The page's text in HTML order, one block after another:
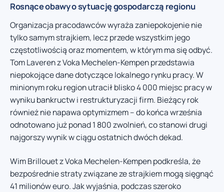
Rosnące obawy o sytuację gospodarczą regionu
Organizacja pracodawców wyraża zaniepokojenie nie
tylko samym strajkiem, lecz przede wszystkim jego
częstotliwością oraz momentem, w którym ma się odbyć.
Tom Laveren z Voka Mechelen-Kempen przedstawia
niepokojące dane dotyczące lokalnego rynku pracy. W
minionym roku region utracił blisko 4 000 miejsc pracy w
wyniku bankructw i restrukturyzacji firm. Bieżący rok
również nie napawa optymizmem – do końca września
odnotowano już ponad 1 800 zwolnień, co stanowi drugi
najgorszy wynik w ciągu ostatnich dwóch dekad.
Wim Brillouet z Voka Mechelen-Kempen podkreśla, że
bezpośrednie straty związane ze strajkiem mogą sięgnąć
41 milionów euro. Jak wyjaśnia, podczas szeroko